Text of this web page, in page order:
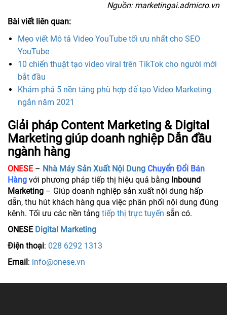
Nguồn: marketingai.admicro.vn
Bài viết liên quan:
Mẹo viết Mô tả Video YouTube tối ưu nhất cho SEO
YouTube
10 chiến thuật tạo video viral trên TikTok cho người mới
bắt đầu
Khám phá 5 nền tảng phù hợp để tạo Video Marketing
ngắn năm 2021
Giải pháp Content Marketing & Digital
Marketing giúp doanh nghiệp Dẫn đầu
ngành hàng
ONESE– Nhà Máy Sản Xuất Nội Dung Chuyển Đổi Bán
Hàng với phương pháp tiếp thị hiệu quả bằng Inbound
Marketing – Giúp doanh nghiệp sản xuất nội dung hấp
dẫn, thu hút khách hàng qua việc phân phối nội dung đúng
kênh. Tối ưu các nền tảng tiếp thị trực tuyến sẵn có.
ONESE Digital Marketing
Điện thoại: 028 6292 1313
Email: info@onese.vn